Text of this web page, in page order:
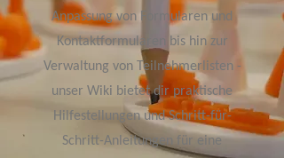
Anpassung von Formularen und
Kontaktformularen bis hin zur
Verwaltung von Teilnehmerlisten -
unser Wiki bietet dir praktische
Hilfestellungen und Schritt-für-
Schritt-Anleitungen für eine